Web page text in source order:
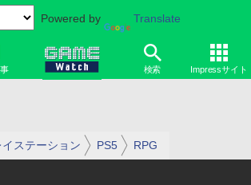
Powered by Translate
検索 Impressサイト
イステーション PS5 RPG